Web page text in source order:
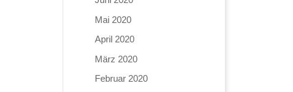
Mai 2020
April 2020
März 2020
Februar 2020